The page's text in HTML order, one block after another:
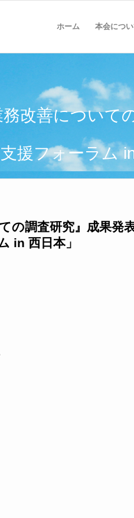
ホーム 本会につ
改善について
援フォーラム
の調査研究』成果発表
in 西日本」